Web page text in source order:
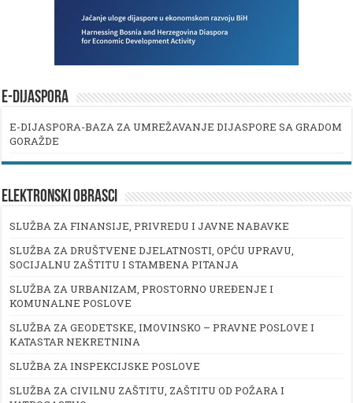
E-DIJASPORA
E-DIJASPORA-BAZA ZA UMREŽAVANJE DIJASPORE SA GRADOM
GORAŽDE
ELEKTRONSKI OBRASCI
SLUŽBA ZA FINANSIJE, PRIVREDU I JAVNE NABAVKE
SLUŽBA ZA DRUŠTVENE DJELATNOSTI, OPĆU UPRAVU,
SOCIJALNU ZAŠTITU I STAMBENA PITANJA
SLUŽBA ZA URBANIZAM, PROSTORNO UREĐENJE I
KOMUNALNE POSLOVE
SLUŽBA ZA GEODETSKE, IMOVINSKO – PRAVNE POSLOVE I
KATASTAR NEKRETNINA
SLUŽBA ZA INSPEKCIJSKE POSLOVE
SLUŽBA ZA CIVILNU ZAŠTITU, ZAŠTITU OD POŽARA I